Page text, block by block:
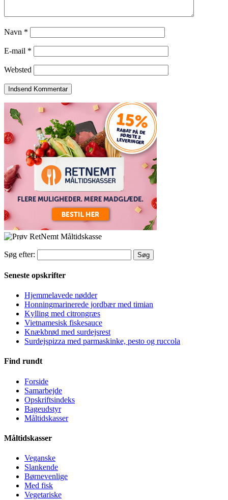
Navn *
E-mail *
Websted
Søg efter:
Seneste opskrifter
Hjemmelavede nødder
Honningmarinerede jordbær med timian
Kylling med citrongræs
Vietnamesisk fiskesauce
Knækbrød med surdejsrest
Surdejspizza med parmaskinke, pesto og ruccola
Find rundt
Forside
Samarbejde
Opskriftsindeks
Bageudstyr
Måltidskasser
Måltidskasser
Veganske
Slankende
Børnevenlige
Med fisk
Vegetariske